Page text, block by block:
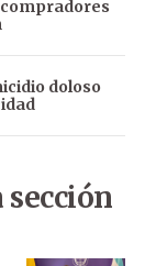
compradores
doloso
sección